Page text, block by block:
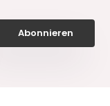
Abonnieren